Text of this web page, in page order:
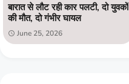
बारात से लौट रही कार पलटी, दो युवकों
की मौत, दो गंभीर घायल
June 25, 2026